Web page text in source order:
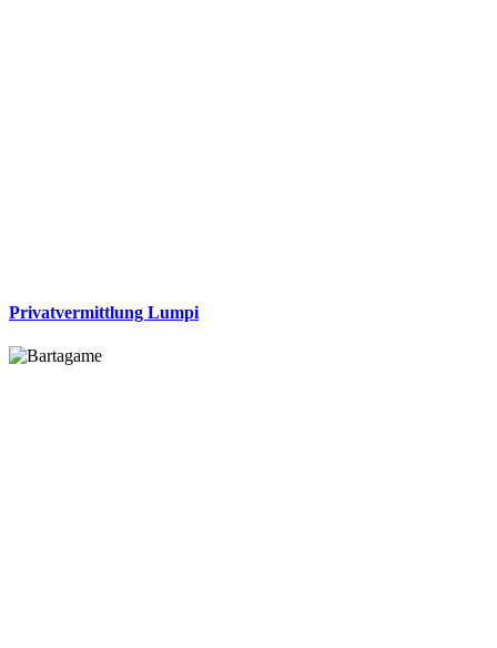
Privatvermittlung Lumpi